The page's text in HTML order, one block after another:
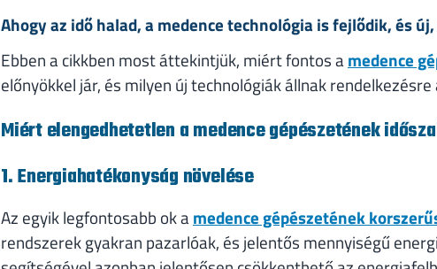
Ahogy az idő halad, a medence technológia is fejlődik, és
Ebben a cikkben most áttekintjük, miért fontos amedence
előnyökkel jár, és milyen új technológiák állnak
Miért elengedhetetlen a medence gépészetének
1. Energiahatékonyság növelése
Az egyik legfontosabb ok amedence gépészetének
rendszerek gyakran pazarlóak, és jelentős mennyiségű